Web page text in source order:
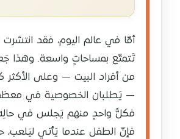
أمّا في عالم اليوم، فقد انتشرت
تَتمتّع بمساحاتٍ واسعة. وهذا
من أفراد البيت — وعلى
— يَطلبان الخصوصية في معظم
فكلُّ واحدٍ منهم يَجلس في
فإنّ الطفل عندما يَأتي